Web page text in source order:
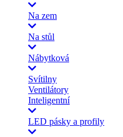
Na zem
Na stůl
Nábytková
Svítilny
Ventilátory
Inteligentní
LED pásky a profily